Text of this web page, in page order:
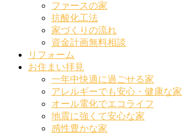
ファースの家
抗酸化工法
家づくりの流れ
資金計画無料相談
リフォーム
お住まい拝見
一年中快適に過ごせる家
アレルギーでも安心・健康な家
オール電化でエコライフ
地震に強くて安心な家
感性豊かな家